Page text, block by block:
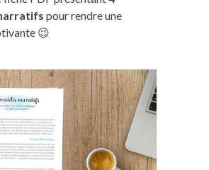
pour rendre une
😉